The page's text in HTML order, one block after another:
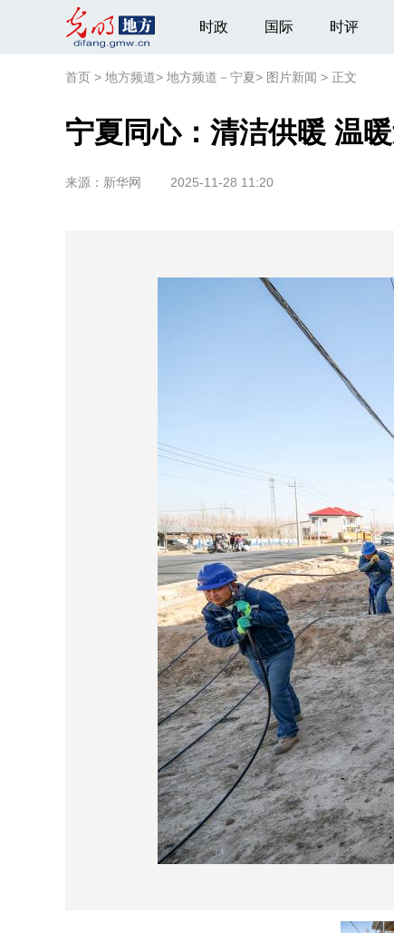
时政 国际 时评
首页 > 地方频道> 地方频道－宁夏> 图片新闻 > 正文
宁夏同心：清洁供暖 温
来源： 新华网 2025-11-28 11:20